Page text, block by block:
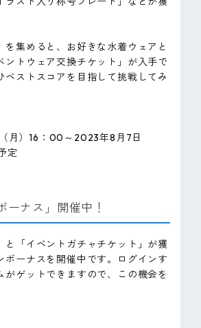
を集めると、お好きな水着ウェアと
ントウェア交換チケット」が入手で
ベストスコアを目指して挑戦してみ
月）16：00～2023年8月7日
定
ーナス」開催中！
と「イベントガチャチケット」が獲
ボーナスを開催中です。ログインす
がゲットできますので、この機会を